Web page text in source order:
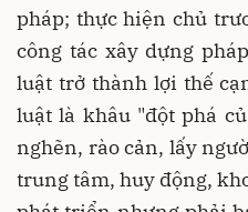
pháp; thực hiện chủ
công tác xây dựng
luật trở thành lợi thế
luật là khâu "đột phá
nghẽn, rào cản, lấy
trung tâm, huy động,